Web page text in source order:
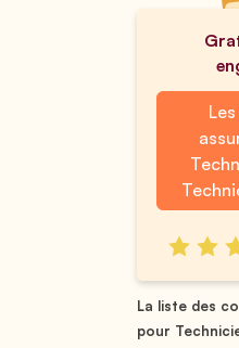
La liste des
pour